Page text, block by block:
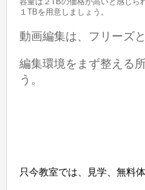
１TBを用意しましょう。
動画編集は、フリーズ
編集環境をまず整える
う。
只今教室では、見学、無料